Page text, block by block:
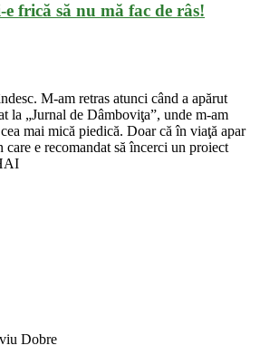
frică să nu mă fac de râs!
M-am retras atunci când a apărut
la „Jurnal de Dâmboviţa”, unde m-am
mai mică piedică. Doar că în viaţă apar
care e recomandat să încerci un proiect
Dobre